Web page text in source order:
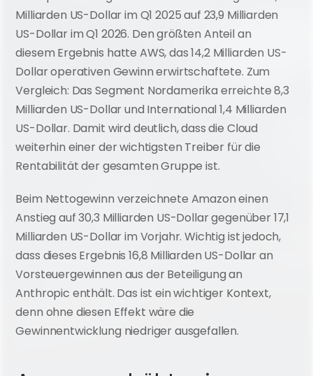
Milliarden US-Dollar im Q1 2025 auf 23,9 Milliarden
US-Dollar im Q1 2026. Den größten Anteil an
diesem Ergebnis hatte AWS, das 14,2 Milliarden US-
Dollar operativen Gewinn erwirtschaftete. Zum
Vergleich: Das Segment Nordamerika erreichte 8,3
Milliarden US-Dollar und International 1,4 Milliarden
US-Dollar. Damit wird deutlich, dass die Cloud
weiterhin einer der wichtigsten Treiber für die
Rentabilität der gesamten Gruppe ist.
Beim Nettogewinn verzeichnete Amazon einen
Anstieg auf 30,3 Milliarden US-Dollar gegenüber 17,1
Milliarden US-Dollar im Vorjahr. Wichtig ist jedoch,
dass dieses Ergebnis 16,8 Milliarden US-Dollar an
Vorsteuergewinnen aus der Beteiligung an
Anthropic enthält. Das ist ein wichtiger Kontext,
denn ohne diesen Effekt wäre die
Gewinnentwicklung niedriger ausgefallen.